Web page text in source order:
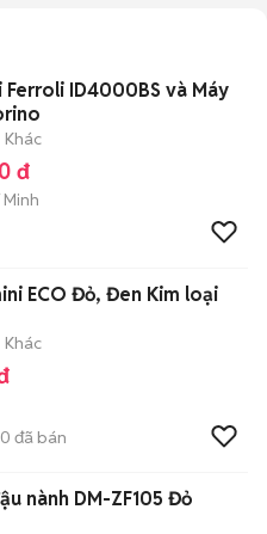
ID4000BS và Máy
Khác
đ
Minh
ECO Đỏ, Đen Kim loại
Khác
đã bán
nành DM-ZF105 Đỏ